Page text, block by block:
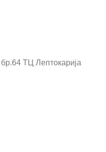
ТЦ Лептокарија